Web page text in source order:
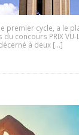
premier cycle, a le
concours PRIX VU-
à deux […]